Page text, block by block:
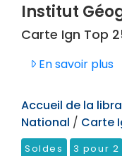
Institut
Carte Ign Top
En savoir plus
Accueil de la
National / Carte
Soldes 3 pour 2